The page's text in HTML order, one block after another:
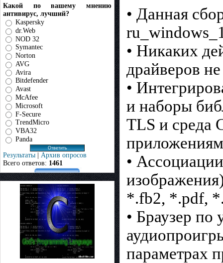
Какой по вашему мнению
антивирус, лучший?
Kaspersky
dr.Web
NOD 32
Symantec
Norton
AVG
Avira
Bitdefender
Avast
McAfee
Microsoft
F-Secure
TrendMicro
VBA32
Panda
Результаты | Архив опросов
Всего ответов: 1461
• Данная
• Никаких
драйверов
•
и наборы
TLS и среда
•
*.fb2, *.pdf,
• Браузер
параметрах